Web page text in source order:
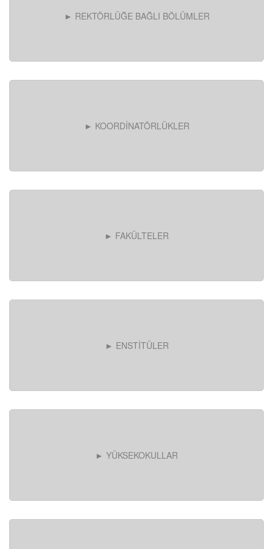
► REKTÖRLÜĞE BAĞLI BÖLÜMLER
► KOORDİNATÖRLÜKLER
► FAKÜLTELER
► ENSTİTÜLER
► YÜKSEKOKULLAR